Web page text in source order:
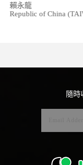
賴永龍
Republic of China
隨時